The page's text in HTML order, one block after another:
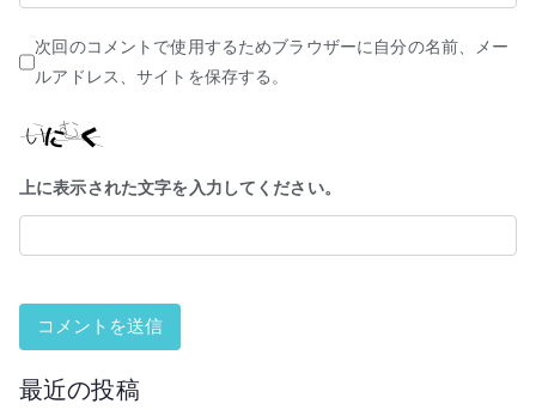
次回のコメントで使用するためブラウザーに自分の名前、メー
ルアドレス、サイトを保存する。
上に表示された文字を入力してください。
最近の投稿